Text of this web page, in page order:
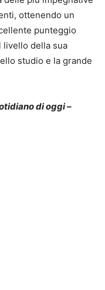
ottenendo un
punteggio
livello della sua
studio e la grande
di oggi –